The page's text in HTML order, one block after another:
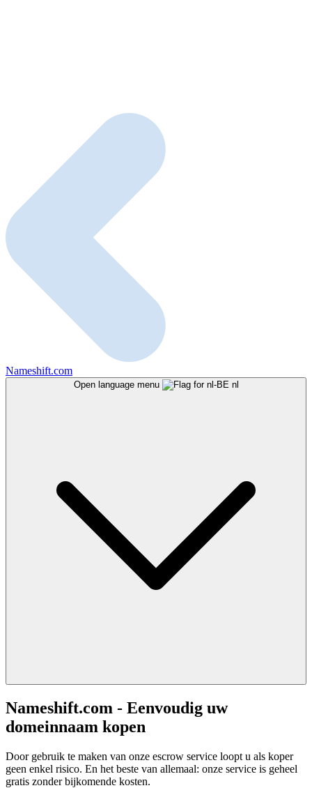
Nameshift.com
Open language menu nl
Nameshift.com - Eenvoudig uw
domeinnaam kopen
Door gebruik te maken van onze escrow service loopt u als koper
geen enkel risico. En het beste van allemaal: onze service is geheel
gratis zonder bijkomende kosten.